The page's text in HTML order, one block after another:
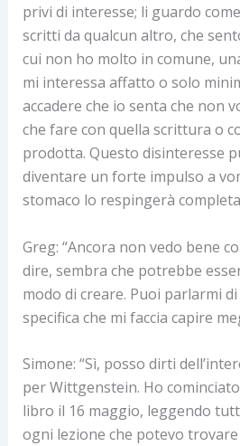
privi di interesse; li guardo
scritti da qualcun altro, che
cui non ho molto in comune,
mi interessa affatto o solo
accadere che io senta che non
che fare con quella scrittura o
prodotta. Questo disinteresse
diventare un forte impulso a
stomaco lo respingerà
Greg: “Ancora non vedo bene
dire, sembra che potrebbe
modo di creare. Puoi parlarmi
specifica che mi faccia capire
Simone: “Sì, posso dirti
per Wittgenstein. Ho
libro il 16 maggio, leggendo
ogni lezione che potevo